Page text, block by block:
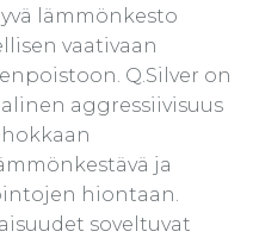
lämmönkesto
vaativaan
Q.Silver on
aggressiivisuus
ja
hiontaan.
soveltuvat